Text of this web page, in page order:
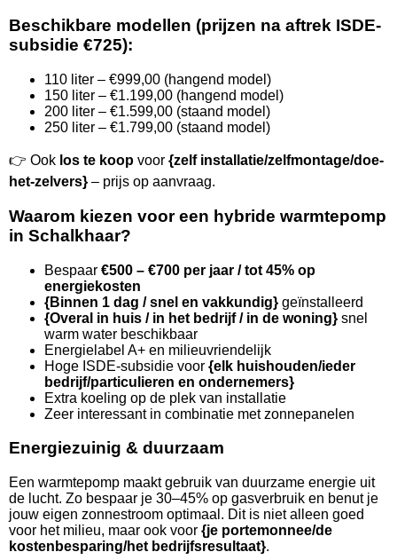
Beschikbare modellen (prijzen na aftrek ISDE-
subsidie €725):
110 liter – €999,00 (hangend model)
150 liter – €1.199,00 (hangend model)
200 liter – €1.599,00 (staand model)
250 liter – €1.799,00 (staand model)
👉 Ook los te koop voor {zelf installatie/zelfmontage/doe-
het-zelvers} – prijs op aanvraag.
Waarom kiezen voor een hybride warmtepomp
in Schalkhaar?
Bespaar €500 – €700 per jaar / tot 45% op
energiekosten
{Binnen 1 dag / snel en vakkundig} geïnstalleerd
{Overal in huis / in het bedrijf / in de woning} snel
warm water beschikbaar
Energielabel A+ en milieuvriendelijk
Hoge ISDE-subsidie voor {elk huishouden/ieder
bedrijf/particulieren en ondernemers}
Extra koeling op de plek van installatie
Zeer interessant in combinatie met zonnepanelen
Energiezuinig & duurzaam
Een warmtepomp maakt gebruik van duurzame energie uit
de lucht. Zo bespaar je 30–45% op gasverbruik en benut je
jouw eigen zonnestroom optimaal. Dit is niet alleen goed
voor het milieu, maar ook voor {je portemonnee/de
kostenbesparing/het bedrijfsresultaat}.